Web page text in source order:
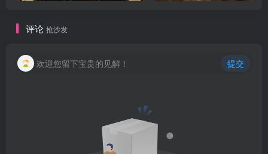
评论 抢沙发
欢迎您留下宝贵的见解！ 提交